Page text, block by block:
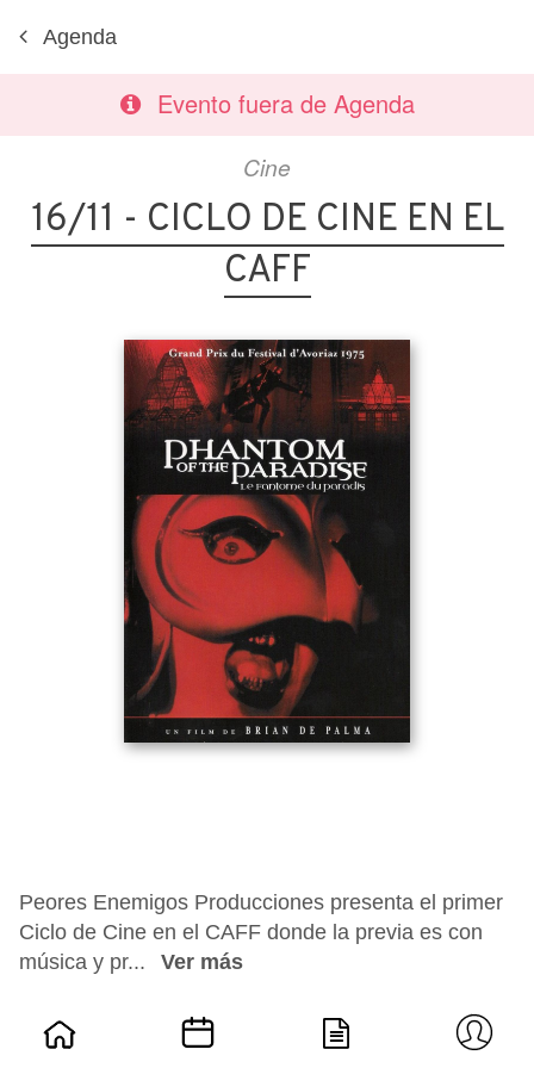
Agenda
Evento fuera de Agenda
Cine
16/11 - CICLO DE CINE EN EL
CAFF
Peores Enemigos Producciones presenta el primer
Ciclo de Cine en el CAFF donde la previa es con
música y pr...
Ver más